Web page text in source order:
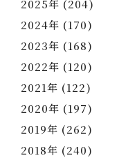
2025年 (204)
2024年 (170)
2023年 (168)
2022年 (120)
2021年 (122)
2020年 (197)
2019年 (262)
2018年 (240)